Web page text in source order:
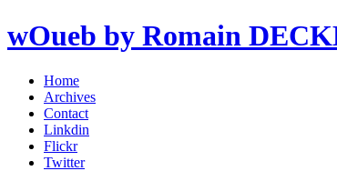
wOueb by Romain
Home
Archives
Contact
Linkdin
Flickr
Twitter